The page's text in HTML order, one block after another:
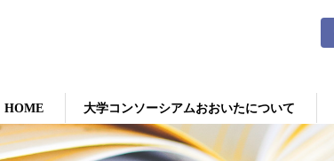
HOME 大学コンソーシアムおおいたについて